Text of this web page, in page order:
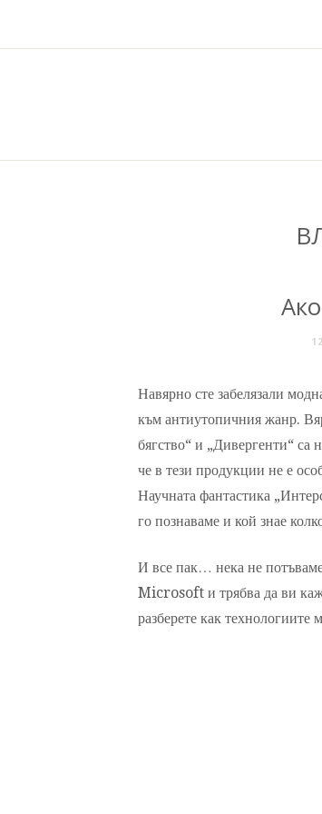
Навярно сте забелязали
към антиутопичния жанр.
бягство“ и „Дивергенти“
че в тези продукции не е
Научната фантастика
го познаваме и кой знае
И все пак… нека не
Microsoft и трябва да ви
разберете как